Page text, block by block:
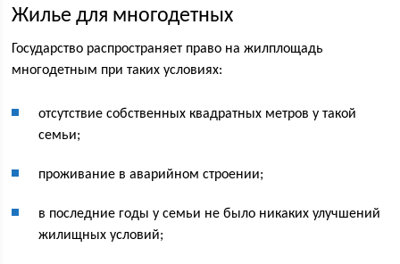
Жилье для многодетных
Государство распространяет право на жилплощадь
многодетным при таких условиях:
отсутствие собственных квадратных метров у такой
семьи;
проживание в аварийном строении;
в последние годы у семьи не было никаких улучшений
жилищных условий;